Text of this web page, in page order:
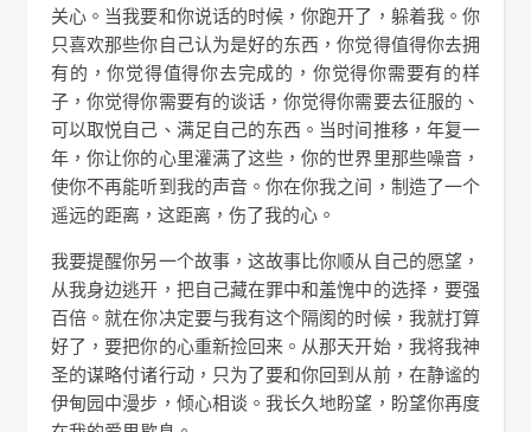
关心。当我要和你说话的时候，你跑开了，躲着我。你
只喜欢那些你自己认为是好的东西，你觉得值得你去拥
有的，你觉得值得你去完成的，你觉得你需要有的样
子，你觉得你需要有的谈话，你觉得你需要去征服的、
可以取悦自己、满足自己的东西。当时间推移，年复一
年，你让你的心里灌满了这些，你的世界里那些噪音，
使你不再能听到我的声音。你在你我之间，制造了一个
遥远的距离，这距离，伤了我的心。
我要提醒你另一个故事，这故事比你顺从自己的愿望，
从我身边逃开，把自己藏在罪中和羞愧中的选择，要强
百倍。就在你决定要与我有这个隔阂的时候，我就打算
好了，要把你的心重新捡回来。从那天开始，我将我神
圣的谋略付诸行动，只为了要和你回到从前，在静谧的
伊甸园中漫步，倾心相谈。我长久地盼望，盼望你再度